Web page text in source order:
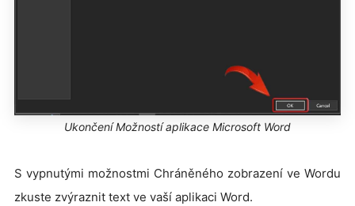
Ukončení Možností aplikace Microsoft Word
S vypnutými možnostmi Chráněného zobrazení ve Wordu
zkuste zvýraznit text ve vaší aplikaci Word.